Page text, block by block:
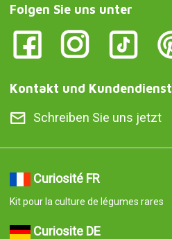
Folgen Sie uns unter
Kontakt und Kundendienst
Schreiben Sie uns jetzt
Curiosité FR
Kit pour la culture de légumes rares
Curiosite DE